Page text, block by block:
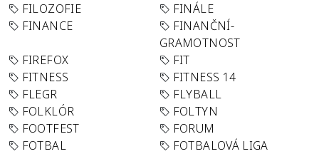
FILOZOFIE
FINÁLE
FINANCE
FINANČNÍ-
GRAMOTNOST
FIREFOX
FIT
FITNESS
FITNESS 14
FLEGR
FLYBALL
FOLKLÓR
FOLTYN
FOOTFEST
FORUM
FOTBAL
FOTBALOVÁ LIGA